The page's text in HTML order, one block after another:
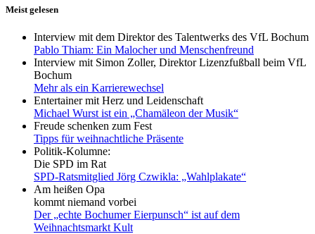
Meist gelesen
Interview mit dem Direktor des Talentwerks des VfL Bochum
Pablo Thiam: Ein Malocher und Menschenfreund
Interview mit Simon Zoller, Direktor Lizenzfußball beim VfL
Bochum
Mehr als ein Karrierewechsel
Entertainer mit Herz und Leidenschaft
Michael Wurst ist ein „Chamäleon der Musik“
Freude schenken zum Fest
Tipps für weihnachtliche Präsente
Politik-Kolumne:
Die SPD im Rat
SPD-Ratsmitglied Jörg Czwikla: „Wahlplakate“
Am heißen Opa
kommt niemand vorbei
Der „echte Bochumer Eierpunsch“ ist auf dem
Weihnachtsmarkt Kult